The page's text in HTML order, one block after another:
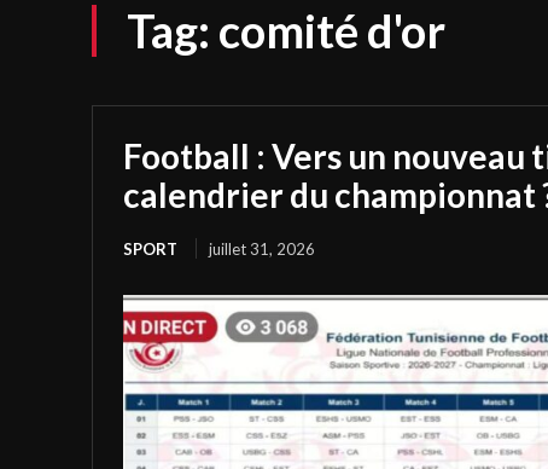
Tag: comité d'or
Football : Vers un nouveau
calendrier du championnat
SPORT juillet 31, 2026